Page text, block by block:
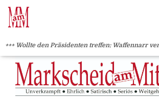
+++ Wollte den Präsidenten treffen: Waffennarr